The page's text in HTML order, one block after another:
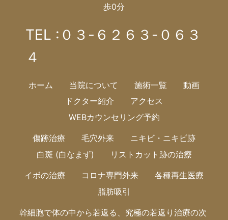
歩0分
TEL :０３-６２６３-０６３
４
ホーム 当院について 施術一覧
動画
ドクター紹介
アクセス
WEBカウンセリング予約
傷跡治療 毛穴外来
ニキビ・ニキビ跡
白斑 (白なまず)
リストカット跡の治療
イボの治療 コロナ専門外来
各種再生医療
脂肪吸引
幹細胞で体の中から若返る、究極の若返り治療の次